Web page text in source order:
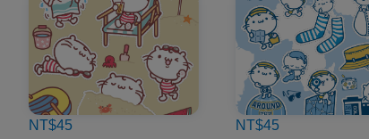
NT$45 NT$45